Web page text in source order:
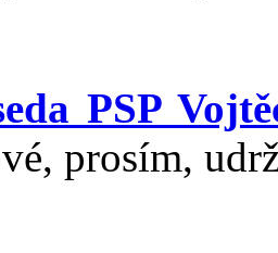
PSP
prosím,